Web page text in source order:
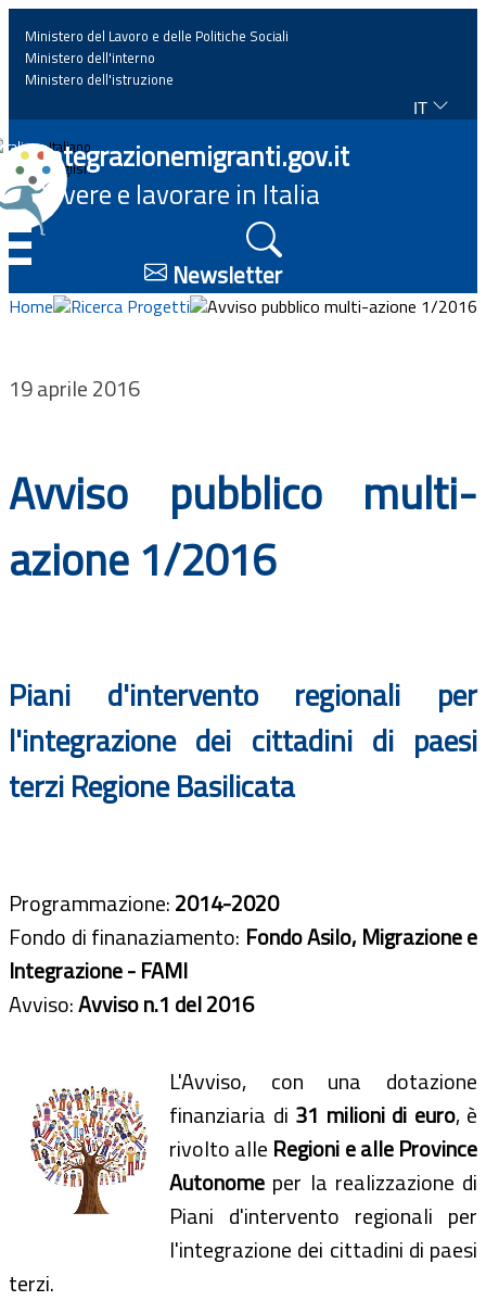
Home
News
Approfondimenti
Normativa
Documenti
Bandi
Ministero del Lavoro e delle Politiche Sociali
Ministero dell'interno
Ministero dell'istruzione
IT
Italiano
English
Integrazionemigranti.gov.it
Vivere e lavorare in Italia
Newsletter
Home Ricerca Progetti Avviso pubblico multi-azione 1/2016
19 aprile 2016
Avviso pubblico multi-
azione 1/2016
Piani d'intervento regionali per
l'integrazione dei cittadini di paesi
terzi Regione Basilicata
Programmazione:2014-2020
Fondo di finanaziamento: Fondo Asilo, Migrazione e
Integrazione - FAMI
Avviso:Avviso n.1 del 2016
L'Avviso, con una dotazione
finanziaria di 31 milioni di euro, è
rivolto alle Regioni e alle Province
Autonome per la realizzazione di
Piani d'intervento regionali per
l'integrazione dei cittadini di paesi
terzi.